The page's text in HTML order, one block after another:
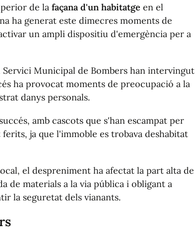
de la façana d'un habitatge en el
ha generat este dimecres moments de
un ampli dispositiu d'emergència per a
Servici Municipal de Bombers han intervingut
ha provocat moments de preocupació a la
danys personals.
amb cascots que s'han escampat per
ja que l'immoble es trobava deshabitat
el despreniment ha afectat la part alta de
de materials a la via pública i obligant a
la seguretat dels vianants.